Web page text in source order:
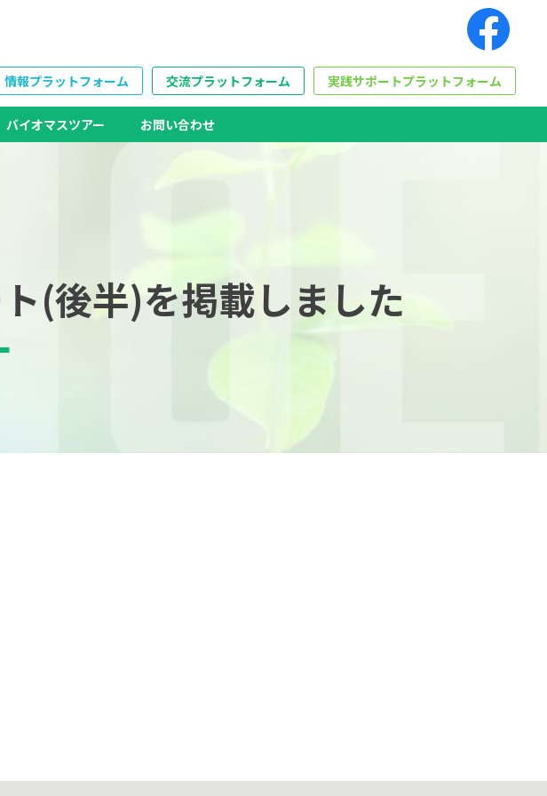
情報プラットフォーム 交流プラットフォーム 実践サポートプラットフォーム
バイオマスツアー お問い合わせ
(後半)を掲載しました